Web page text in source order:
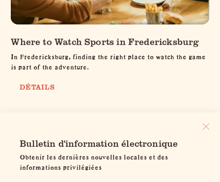
Where to Watch Sports in Fredericksburg
In Fredericksburg, finding the right place to watch the game
is part of the adventure.
DÉTAILS
Bulletin d'information électronique
Obtenir les dernières nouvelles locales et des
informations privilégiées